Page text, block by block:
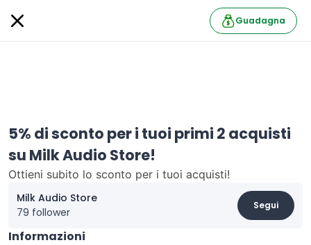
Guadagna
5% di sconto per i tuoi primi 2 acquisti
su Milk Audio Store!
Ottieni subito lo sconto per i tuoi acquisti!
Milk Audio Store
79 follower
Segui
Informazioni